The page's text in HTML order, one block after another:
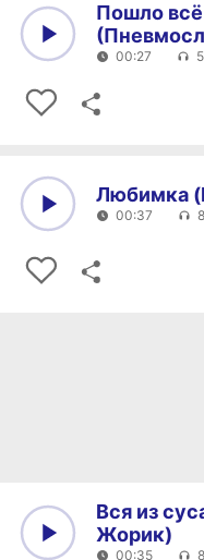
Пошло всё
00:27
Любимка
00:37
Вся из
Жорик)
00:35